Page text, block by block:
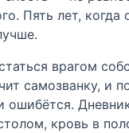
Пять лет, когда
врагом
самозванку, и
ошибётся.
кровь в